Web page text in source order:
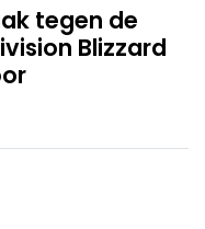
tegen de
Blizzard